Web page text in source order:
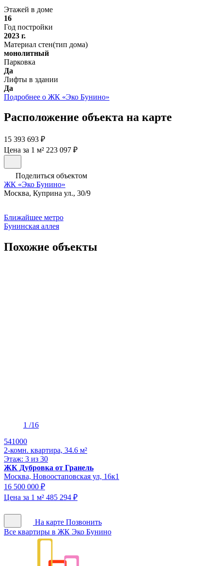
Этажей в доме
16
Год постройки
2023 г.
Материал стен(тип дома)
монолитный
Парковка
Да
Лифты в здании
Да
Подробнее о ЖК «Эко Бунино»
Расположение объекта на карте
15 393 693 ₽
Цена за 1 м² 223 097 ₽
Поделиться объектом
ЖК «Эко Бунино»
Москва, Куприна ул., 30/9
Ближайшее метро
Бунинская аллея
Похожие объекты
1 /16
541000
2-комн. квартира, 34.6 м²
Этаж: 3 из 30
ЖК Дубровка от Гранель
Москва, Новоостаповская ул, 16к1
16 500 000 ₽
Цена за 1 м² 485 294 ₽
На карте Позвонить
Все квартиры в ЖК Эко Бунино